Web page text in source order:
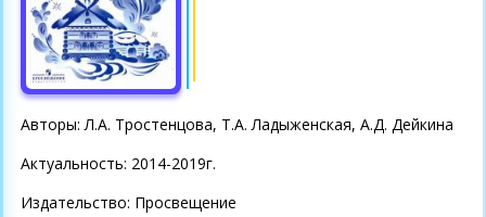
Авторы: Л.А. Тростенцова, Т.А. Ладыженская, А.Д. Дейкина
Актуальность: 2014-2019г.
Издательство: Просвещение